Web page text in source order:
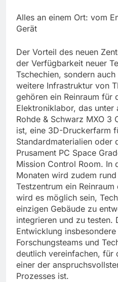
Alles an einem Ort: vom
Gerät
Der Vorteil des neuen
der Verfügbarkeit neuer
Tschechien, sondern
weitere Infrastruktur von
gehören ein Reinraum für
Elektroniklabor, das unter
Rohde & Schwarz MXO 3
ist, eine 3D-Druckerfarm
Standardmaterialien oder
Prusament PC Space
Mission Control Room. In
Monaten wird zudem
Testzentrum ein
wird es möglich sein,
einzigen Gebäude zu
integrieren und zu testen.
Entwicklung
Forschungsteams und
deutlich vereinfachen, für
einer der
Prozesses ist.